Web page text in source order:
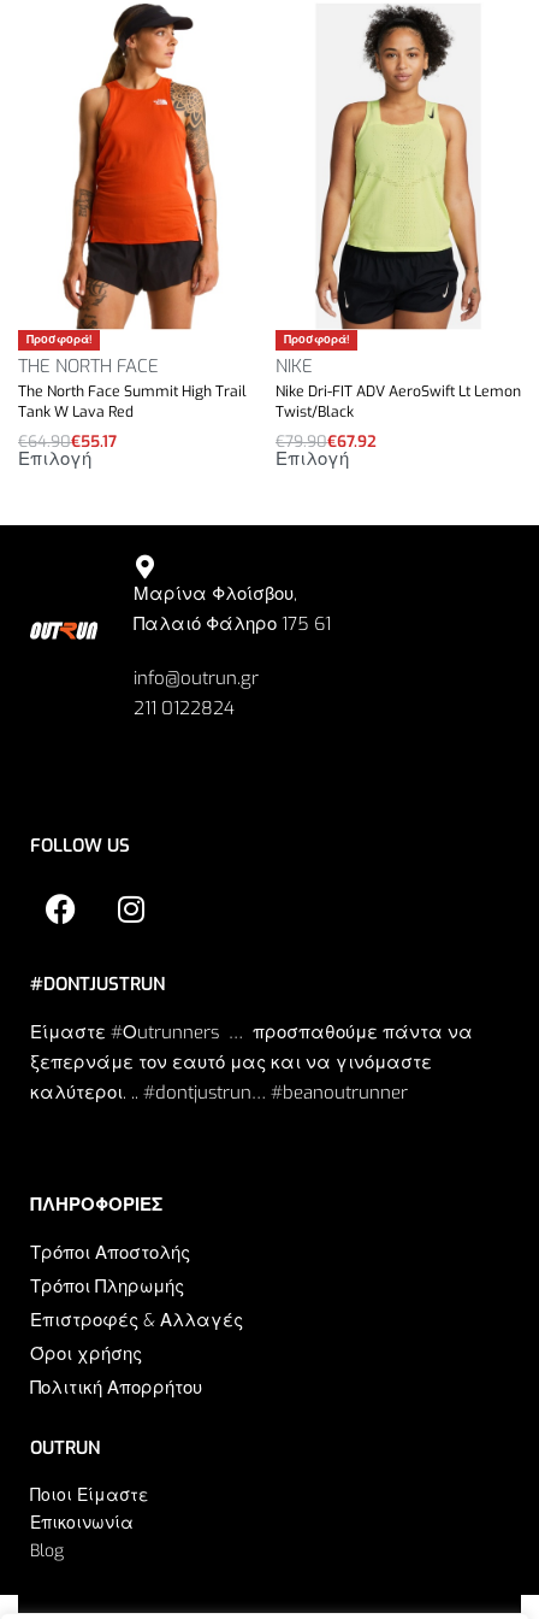
Προσφορά!
THE NORTH FACE
The North Face Summit High Trail
Tank W Lava Red
€64.90€55.17
Επιλογή
Προσφορά!
NIKE
Nike Dri-FIT ADV AeroSwift Lt Lemon
Twist/Black
€79.90€67.92
Επιλογή
Μαρίνα Φλοίσβου,
Παλαιό Φάληρο 175 61
info@outrun.gr
211 0122824
FOLLOW US
#DONTJUSTRUN
Είμαστε #Οutrunners … προσπαθούμε πάντα να
ξεπερνάμε τον εαυτό μας και να γινόμαστε
καλύτεροι. .. #dontjustrun… #beanoutrunner
ΠΛΗΡΟΦΟΡΙΕΣ​
Τρόποι Αποστολής
Τρόποι Πληρωμής
Επιστροφές & Αλλαγές
Όροι χρήσης
Πολιτική Απορρήτου
OUTRUN
Ποιοι Είμαστε
Επικοινωνία
Blog